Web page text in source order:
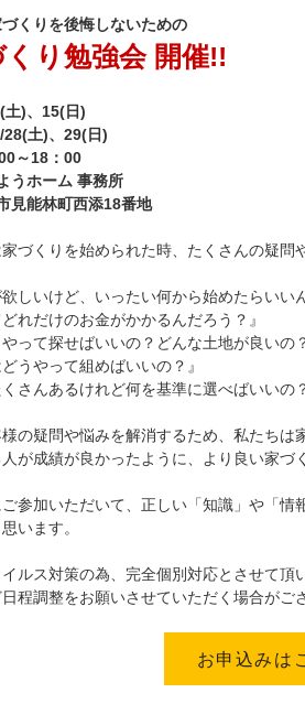
くりを後悔しないための
り勉強会 開催!!
)、15(日)
)、29(日)
～18：00
うホーム 事務所
能林町西添18番地
づくりを始められた時、たくさんの疑問
欲しいけど、いったい何から始めたらいい
どれだけのお金がかかるんだろう？』
やって探せばいいの？どんな土地が良いの
うやって組めばいいの？』
くさんあるけれど何を基準に選べばいいの
の疑問や悩みを解消するため、私たちは
が成績が良かったように、より良い家
参加いただいて、正しい「知識」や「
います。
ルス対策の為、完全個別対応とさせて頂
程調整をお願いさせていただく場合がご
お申込みは